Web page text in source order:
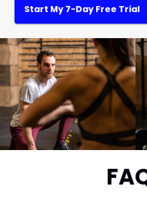
Start My 7-Day Free Trial